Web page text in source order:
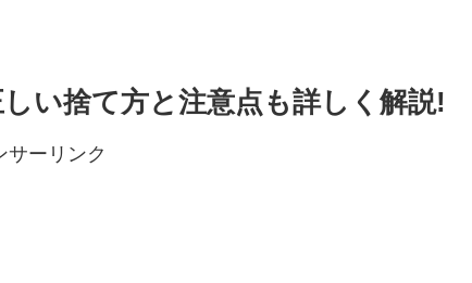
い捨て方と注意点も詳しく解説!
サーリンク